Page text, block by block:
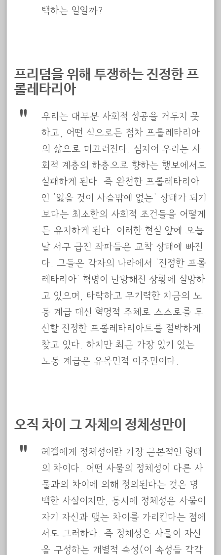
택하는 일일까?
프리덤을 위해 투쟁하는 진정한 프
롤레타리아
우리는 대부분 사회적 성공을 거두지 못
하고, 어떤 식으로든 점차 프롤레타리아
의 삶으로 미끄러진다. 심지어 우리는 사
회적 계층의 하층으로 향하는 행보에서도
실패하게 된다. 즉 완전한 프롤레타리아
인 ‘잃을 것이 사슬밖에 없는’ 상태가 되기
보다는 최소한의 사회적 조건들을 어떻게
든 유지하게 된다. 이러한 현실 앞에 오늘
날 서구 급진 좌파들은 교착 상태에 빠진
다. 그들은 각자의 나라에서 ‘진정한 프롤
레타리아’ 혁명이 난망해진 상황에 실망하
고 있으며, 타락하고 무기력한 지금의 노
동 계급 대신 혁명적 주체로 스스로를 투
신할 진정한 프롤레타리아트를 절박하게
찾고 있다. 하지만 최근 가장 있기 있는
노동 계급은 유목민적 이주민이다.
오직 차이 그 자체의 정체성만이
헤겔에게 정체성이란 가장 근본적인 형태
의 차이다. 어떤 사물의 정체성이 다른 사
물과의 차이에 의해 정의된다는 것은 명
백한 사실이지만, 동시에 정체성은 사물이
자기 자신과 맺는 차이를 가리킨다는 점에
서도 그러하다. 즉 정체성은 사물이 자신
을 구성하는 개별적 속성(이 속성들 각각